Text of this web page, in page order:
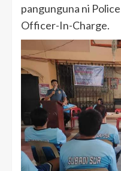
pangunguna ni
Officer-In-Charge.